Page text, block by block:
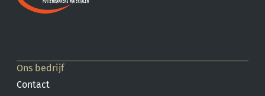
Ons bedrijf
Contact